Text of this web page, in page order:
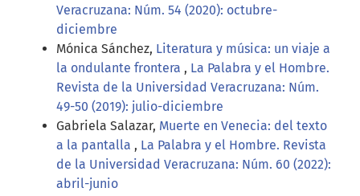
Veracruzana: Núm. 54 (2020): octubre-
diciembre
Mónica Sánchez, Literatura y música: un viaje a
la ondulante frontera , La Palabra y el Hombre.
Revista de la Universidad Veracruzana: Núm.
49-50 (2019): julio-diciembre
Gabriela Salazar, Muerte en Venecia: del texto
a la pantalla , La Palabra y el Hombre. Revista
de la Universidad Veracruzana: Núm. 60 (2022):
abril-junio